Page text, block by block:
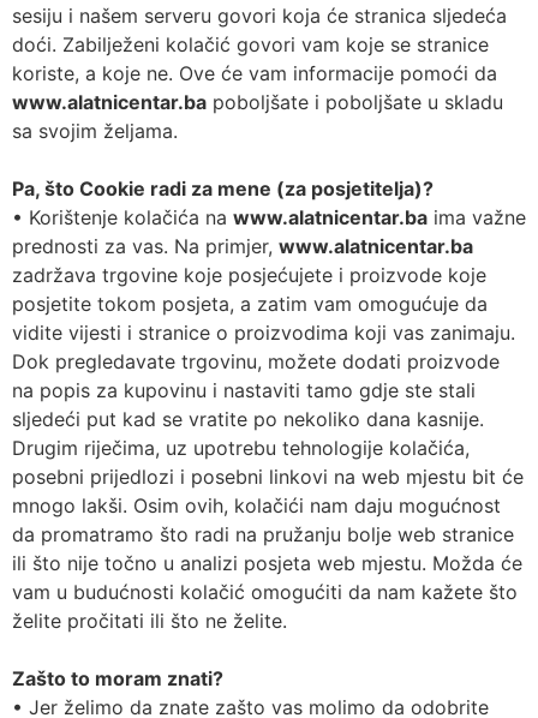
sesiju i našem serveru govori koja će stranica sljedeća
doći. Zabilježeni kolačić govori vam koje se stranice
koriste, a koje ne. Ove će vam informacije pomoći da
www.alatnicentar.ba poboljšate i poboljšate u skladu
sa svojim željama.
Pa, što Cookie radi za mene (za posjetitelja)?
• Korištenje kolačića na www.alatnicentar.ba ima važne
prednosti za vas. Na primjer, www.alatnicentar.ba
zadržava trgovine koje posjećujete i proizvode koje
posjetite tokom posjeta, a zatim vam omogućuje da
vidite vijesti i stranice o proizvodima koji vas zanimaju.
Dok pregledavate trgovinu, možete dodati proizvode
na popis za kupovinu i nastaviti tamo gdje ste stali
sljedeći put kad se vratite po nekoliko dana kasnije.
Drugim riječima, uz upotrebu tehnologije kolačića,
posebni prijedlozi i posebni linkovi na web mjestu bit će
mnogo lakši. Osim ovih, kolačići nam daju mogućnost
da promatramo što radi na pružanju bolje web stranice
ili što nije točno u analizi posjeta web mjestu. Možda će
vam u budućnosti kolačić omogućiti da nam kažete što
želite pročitati ili što ne želite.
Zašto to moram znati?
• Jer želimo da znate zašto vas molimo da odobrite